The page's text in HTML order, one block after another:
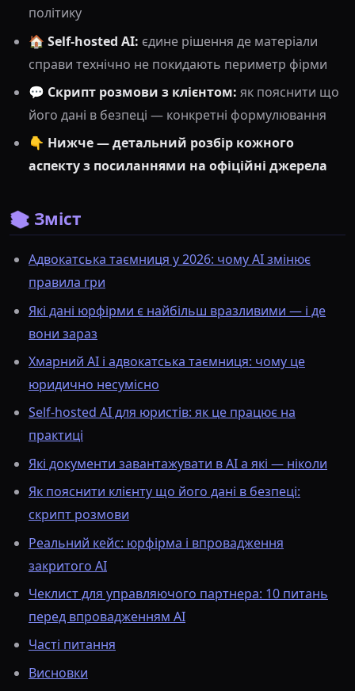
політику
🏠 Self-hosted AI: єдине рішення де матеріали
справи технічно не покидають периметр фірми
💬 Скрипт розмови з клієнтом: як пояснити що
його дані в безпеці — конкретні формулювання
👇 Нижче — детальний розбір кожного
аспекту з посиланнями на офіційні джерела
📚 Зміст
Адвокатська таємниця у 2026: чому AI змінює
правила гри
Які дані юрфірми є найбільш вразливими — і де
вони зараз
Хмарний AI і адвокатська таємниця: чому це
юридично несумісно
Self-hosted AI для юристів: як це працює на
практиці
Які документи завантажувати в AI а які — ніколи
Як пояснити клієнту що його дані в безпеці:
скрипт розмови
Реальний кейс: юрфірма і впровадження
закритого AI
Чеклист для управляючого партнера: 10 питань
перед впровадженням AI
Часті питання
Висновки